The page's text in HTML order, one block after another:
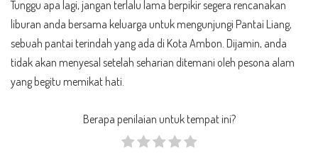
Tunggu apa lagi, jangan terlalu lama berpikir segera rencanakan
liburan anda bersama keluarga untuk mengunjungi Pantai Liang,
sebuah pantai terindah yang ada di Kota Ambon. Dijamin, anda
tidak akan menyesal setelah seharian ditemani oleh pesona alam
yang begitu memikat hati.
Berapa penilaian untuk tempat ini?